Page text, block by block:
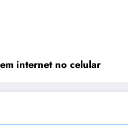
internet no celular